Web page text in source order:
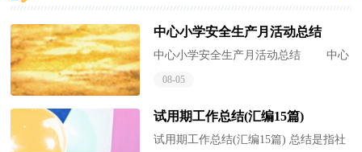
中心小学安全生产月活动总结
中心小学安全生产月活动总结 中心
小学安全生产月活动总结，安全月里举
录活动的收...
08-05
试用期工作总结(汇编15篇)
试用期工作总结(汇编15篇) 总结是指社